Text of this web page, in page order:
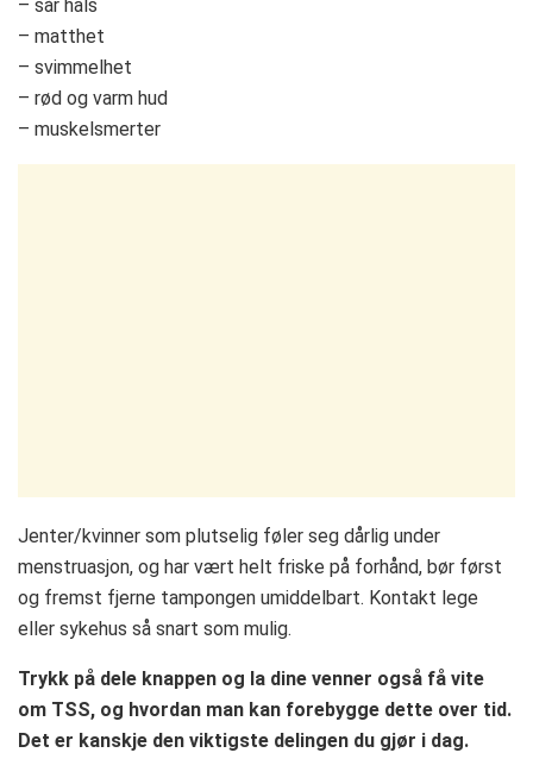
– sår hals
– matthet
– svimmelhet
– rød og varm hud
– muskelsmerter
Jenter/kvinner som plutselig føler seg dårlig under
menstruasjon, og har vært helt friske på forhånd, bør først
og fremst fjerne tampongen umiddelbart. Kontakt lege
eller sykehus så snart som mulig.
Trykk på dele knappen og la dine venner også få vite
om TSS, og hvordan man kan forebygge dette over tid.
Det er kanskje den viktigste delingen du gjør i dag.